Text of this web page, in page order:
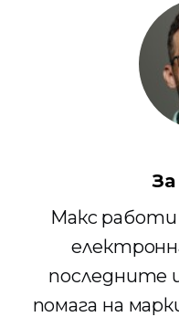
Макс
последните
помага на